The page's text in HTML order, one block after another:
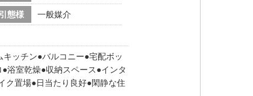
態様
一般媒介
キッチン バルコニー 宅配ボッ
浴室乾燥 収納スペース インタ
ク置場 日当たり良好 閑静な住